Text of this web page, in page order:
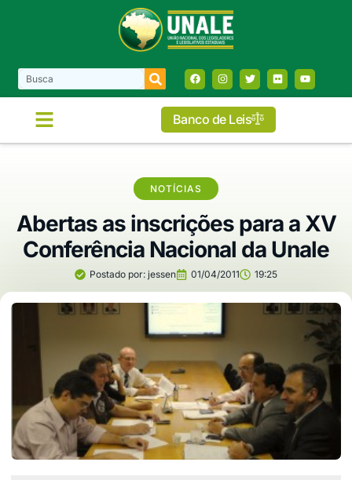
Banco de Leis
NOTÍCIAS
Abertas as inscrições para a XV
Conferência Nacional da Unale
Postado por: jessen 01/04/2011 19:25